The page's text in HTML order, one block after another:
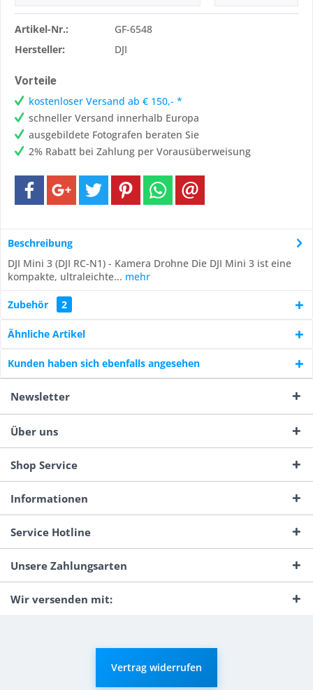
Artikel-Nr.:
GF-6548
Hersteller:
DJI
Vorteile
kostenloser Versand ab € 150,- *
schneller Versand innerhalb Europa
ausgebildete Fotografen beraten Sie
2% Rabatt bei Zahlung per Vorausüberweisung
Beschreibung
DJI Mini 3 (DJI RC-N1) - Kamera Drohne Die DJI Mini 3 ist eine
kompakte, ultraleichte... mehr
Zubehör 2
Ähnliche Artikel
Kunden haben sich ebenfalls angesehen
Newsletter
Über uns
Shop Service
Informationen
Service Hotline
Unsere Zahlungsarten
Wir versenden mit:
Vertrag widerrufen